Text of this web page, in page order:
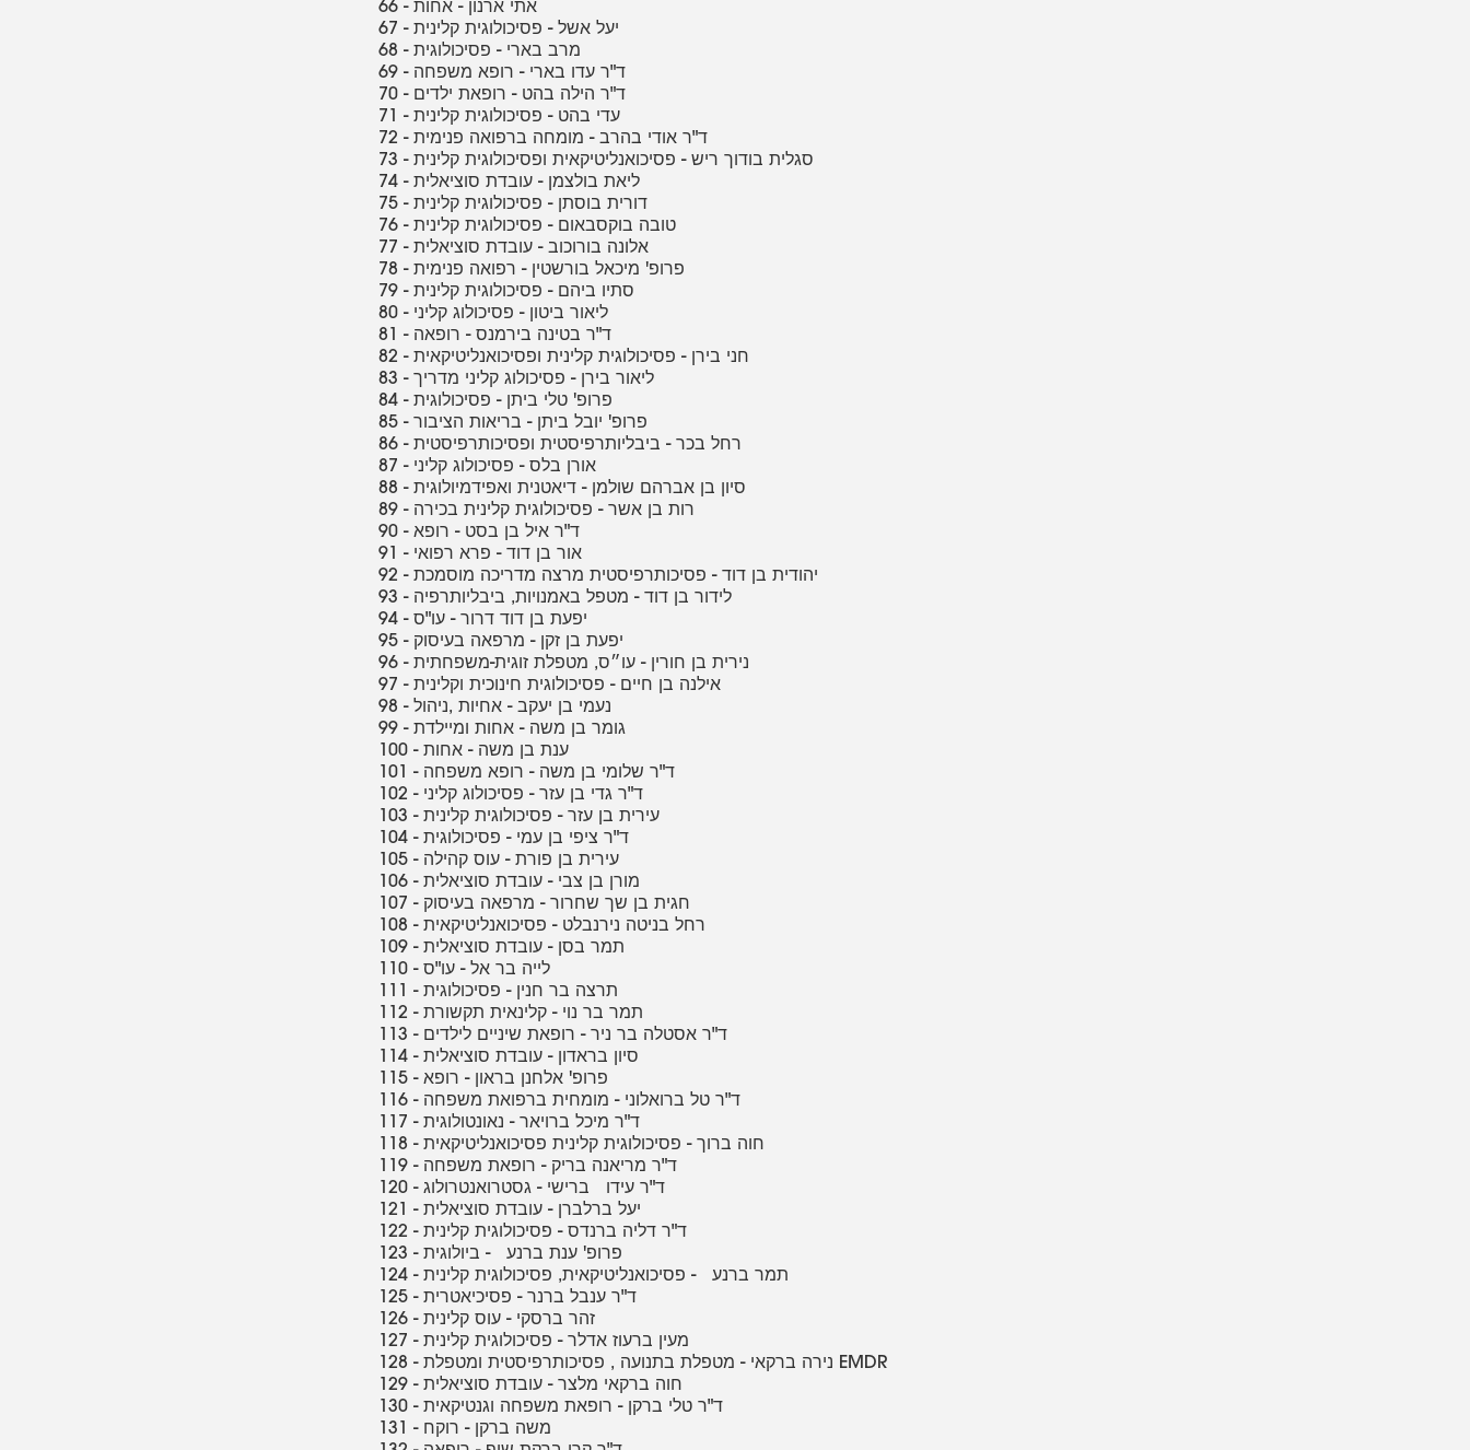
66 - אתי ארנון - אחות
67 - יעל אשל - פסיכולוגית קלינית
68 - מרב בארי - פסיכולוגית
69 - ד"ר עדו בארי - רופא משפחה
70 - ד"ר הילה בהט - רופאת ילדים
71 - עדי בהט - פסיכולוגית קלינית
72 - ד"ר אודי בהרב - מומחה ברפואה פנימית
73 - סגלית בודוך ריש - פסיכואנליטיקאית ופסיכולוגית קלינית
74 - ליאת בולצמן - עובדת סוציאלית
75 - דורית בוסתן - פסיכולוגית קלינית
76 - טובה בוקסבאום - פסיכולוגית קלינית
77 - אלונה בורוכוב - עובדת סוציאלית
78 - פרופ' מיכאל בורשטין - רפואה פנימית
79 - סתיו ביהם - פסיכולוגית קלינית
80 - ליאור ביטון - פסיכולוג קליני
81 - ד"ר בטינה בירמנס - רופאה
82 - חני בירן - פסיכולוגית קלינית ופסיכואנליטיקאית
83 - ליאור בירן - פסיכולוג קליני מדריך
84 - פרופ' טלי ביתן - פסיכולוגית
85 - פרופ' יובל ביתן - בריאות הציבור
86 - רחל בכר - ביבליותרפיסטית ופסיכותרפיסטית
87 - אורן בלס - פסיכולוג קליני
88 - סיון בן אברהם שולמן - דיאטנית ואפידמיולוגית
89 - רות בן אשר - פסיכולוגית קלינית בכירה
90 - ד"ר איל בן בסט - רופא
91 - אור בן דוד - פרא רפואי
92 - יהודית בן דוד - פסיכותרפיסטית מרצה מדריכה מוסמכת
93 - לידור בן דוד - מטפל באמנויות, ביבליותרפיה
94 - יפעת בן דוד דרור - עו"ס
95 - יפעת בן זקן - מרפאה בעיסוק
96 - נירית בן חורין - עו״ס, מטפלת זוגית-משפחתית
97 - אילנה בן חיים - פסיכולוגית חינוכית וקלינית
98 - נעמי בן יעקב - אחיות ,ניהול
99 - גומר בן משה - אחות ומיילדת
100 - ענת בן משה - אחות
101 - ד"ר שלומי בן משה - רופא משפחה
102 - ד"ר גדי בן עזר - פסיכולוג קליני
103 - עירית בן עזר - פסיכולוגית קלינית
104 - ד"ר ציפי בן עמי - פסיכולוגית
105 - עירית בן פורת - עוס קהילה
106 - מורן בן צבי - עובדת סוציאלית
107 - חגית בן שך שחרור - מרפאה בעיסוק
108 - רחל בניטה נירנבלט - פסיכואנליטיקאית
109 - תמר בסן - עובדת סוציאלית
110 - לייה בר אל - עו"ס
111 - תרצה בר חנין - פסיכולוגית
112 - תמר בר נוי - קלינאית תקשורת
113 - ד"ר אסטלה בר ניר - רופאת שיניים לילדים
114 - סיון בראדון - עובדת סוציאלית
115 - פרופ' אלחנן בראון - רופא
116 - ד"ר טל ברואלוני - מומחית ברפואת משפחה
117 - ד"ר מיכל ברויאר - נאונטולוגית
118 - חוה ברוך - פסיכולוגית קלינית פסיכואנליטיקאית
119 - ד"ר מריאנה בריק - רופאת משפחה
120 - ד"ר עידו ברישי - גסטרואנטרולוג
121 - יעל ברלברן - עובדת סוציאלית
122 - ד"ר דליה ברנדס - פסיכולוגית קלינית
123 - פרופ' ענת ברנע - ביולוגית
124 - תמר ברנע - פסיכואנליטיקאית, פסיכולוגית קלינית
125 - ד"ר ענבל ברנר - פסיכיאטרית
126 - זהר ברסקי - עוס קלינית
127 - מעין ברעוז אדלר - פסיכולוגית קלינית
128 - נירה ברקאי - מטפלת בתנועה , פסיכותרפיסטית ומטפלת EMDR
129 - חוה ברקאי מלצר - עובדת סוציאלית
130 - ד"ר טלי ברקן - רופאת משפחה וגנטיקאית
131 - משה ברקן - רוקח